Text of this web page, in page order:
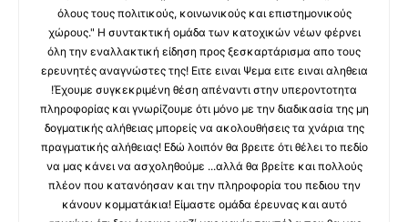
όλους τους πολιτικούς, κοινωνικούς και επιστημονικούς
χώρους." Η συντακτική ομάδα των κατοχικών νέων φέρνει
όλη την εναλλακτική είδηση προς ξεσκαρτάρισμα απο τους
ερευνητές αναγνώστες της! Ειτε ειναι Ψεμα ειτε ειναι αληθεια
!Έχουμε συγκεκριμένη θέση απέναντι στην υπεροντοτητα
πληροφορίας και γνωρίζουμε ότι μόνο με την διαδικασία της μη
δογματικής αλήθειας μπορείς να ακολουθήσεις τα χνάρια της
πραγματικής αλήθειας! Εδώ λοιπόν θα βρειτε ότι θέλει το πεδίο
να μας κάνει να ασχοληθούμε ...αλλά θα βρείτε και πολλούς
πλέον που κατανόησαν και την πληροφορία του πεδιου την
κάνουν κομματάκια! Είμαστε ομάδα έρευνας και αυτό